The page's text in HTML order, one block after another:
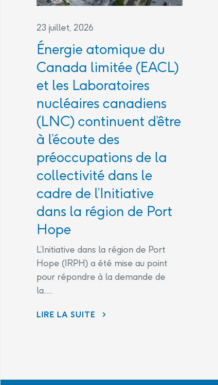
23 juillet, 2026
Énergie atomique du
Canada limitée (EACL)
et les Laboratoires
nucléaires canadiens
(LNC) continuent d’être
à l’écoute des
préoccupations de la
collectivité dans le
cadre de l’Initiative
dans la région de Port
Hope
L’Initiative dans la région de Port
Hope (IRPH) a été mise au point
pour répondre à la demande de
la......
LIRE LA SUITE